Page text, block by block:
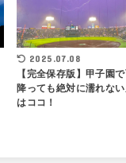
2025.07.08
【完全保存版】甲子園
降っても絶対に濡れな
はココ！